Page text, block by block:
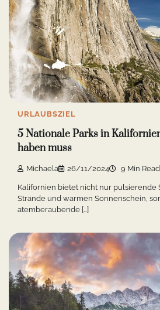
URLAUBSZIEL
5 Nationale Parks in
haben muss
Michaela 26/11/2024 9 Min Read
Kalifornien bietet nicht nur pulsierende
Strände und warmen Sonnenschein,
atemberaubende […]